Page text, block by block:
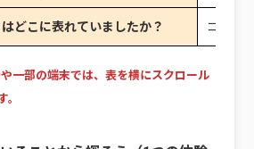
どこに表れていましたか？ コツコ
一部の端末では、表を横にスクロール